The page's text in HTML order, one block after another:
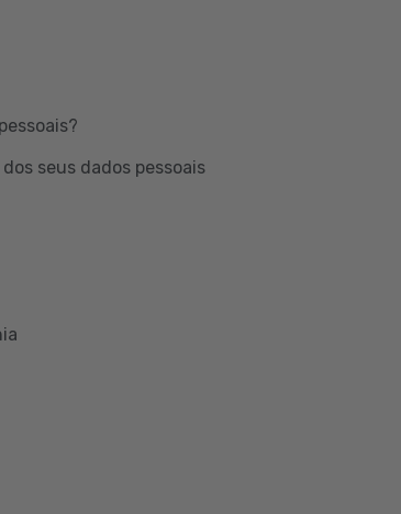
seus dados pessoais